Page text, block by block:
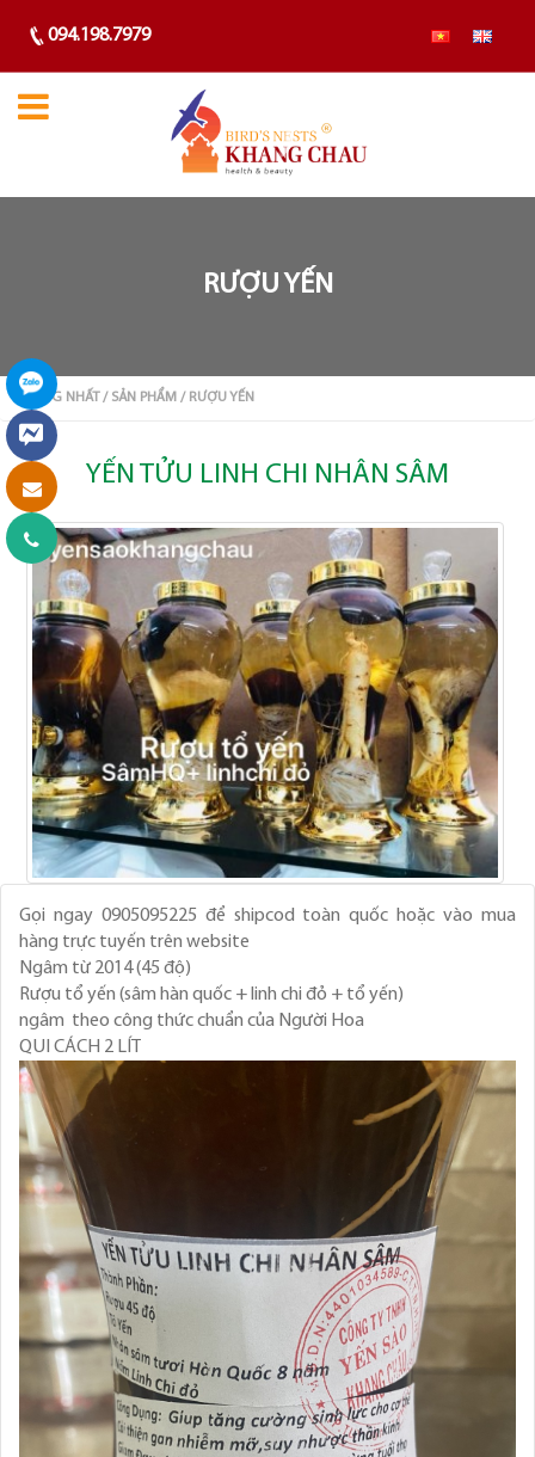
094.198.7979
RƯỢU YẾN
TRANG NHẤT / SẢN PHẨM / RƯỢU YẾN
YẾN TỬU LINH CHI NHÂN SÂM
Gọi ngay 0905095225 để shipcod toàn quốc hoặc vào mua
hàng trực tuyến trên website
Ngâm từ 2014 (45 độ)
Rượu tổ yến (sâm hàn quốc + linh chi đỏ + tổ yến)
ngâm theo công thức chuẩn của Người Hoa
QUI CÁCH 2 LÍT